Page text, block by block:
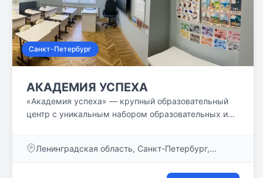
Санкт-Петербург
АКАДЕМИЯ УСПЕХА
«Академия успеха» — крупный образовательный
центр с уникальным набором образовательных и
специалистов, доброжелательной и творческой
Ленинградская область, Санкт-Петербург,